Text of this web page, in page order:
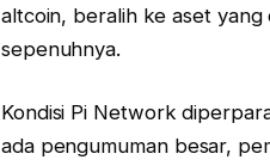
altcoin, beralih ke aset
sepenuhnya.
Kondisi Pi Network
ada pengumuman besar,